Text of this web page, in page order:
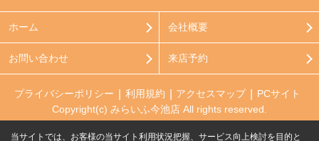
ホーム 会社概要
お問い合わせ 来店予約
プライバシーポリシー 利用規約 アクセスマップ
PCサイト
Copyright(c) みらいふ今池店 All rights reserved.
当サイトでは、お客様の当サイト利用状況把握、サービス向上検討を目的と